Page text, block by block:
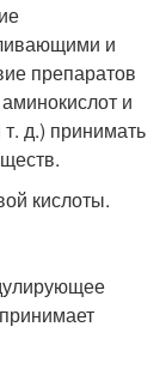
и
препаратов
и
д.) принимать
кислоты.